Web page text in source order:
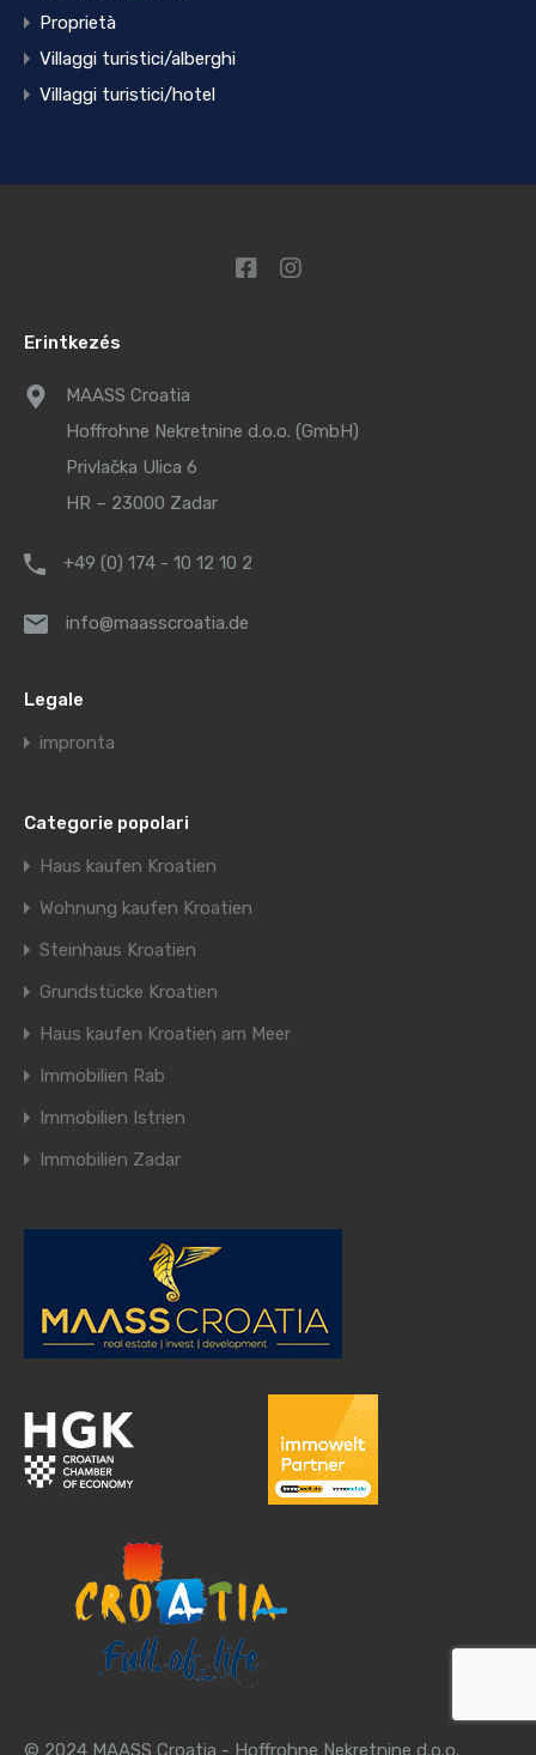
Proprietà
Villaggi turistici/alberghi
Villaggi turistici/hotel
Erintkezés
MAASS Croatia
Hoffrohne Nekretnine d.o.o. (GmbH)
Privlačka Ulica 6
HR – 23000 Zadar
+49 (0) 174 - 10 12 10 2
info@maasscroatia.de
Legale
impronta
Categorie popolari
Haus kaufen Kroatien
Wohnung kaufen Kroatien
Steinhaus Kroatien
Grundstücke Kroatien
Haus kaufen Kroatien am Meer
Immobilien Rab
Immobilien Istrien
Immobilien Zadar
© 2024 MAASS Croatia - Hoffrohne Nekretnine d.o.o.